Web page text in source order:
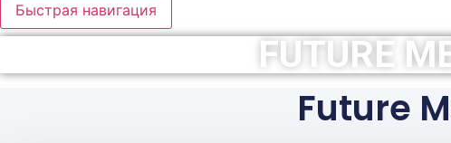
Быстрая навигация
FUTURE
Future